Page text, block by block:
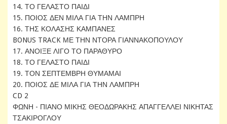
14. ΤΟ ΓΕΛΑΣΤΟ ΠΑΙΔΙ
15. ΠΟΙΟΣ ΔΕΝ ΜΙΛΑ ΓΙΑ ΤΗΝ ΛΑΜΠΡΗ
16. ΤΗΣ ΚΟΛΑΣΗΣ ΚΑΜΠΑΝΕΣ
BONUS TRACK ΜΕ ΤΗΝ ΝΤΟΡΑ ΓΙΑΝΝΑΚΟΠΟΥΛΟΥ
17. ΑΝΟΙΞΕ ΛΙΓΟ ΤΟ ΠΑΡΑΘΥΡΟ
18. ΤΟ ΓΕΛΑΣΤΟ ΠΑΙΔΙ
19. ΤΟΝ ΣΕΠΤΕΜΒΡΗ ΘΥΜΑΜΑΙ
20. ΠΟΙΟΣ ΔΕ ΜΙΛΑ ΓΙΑ ΤΗΝ ΛΑΜΠΡΗ
CD 2
ΦΩΝΗ - ΠΙΑΝΟ ΜΙΚΗΣ ΘΕΟΔΩΡΑΚΗΣ ΑΠΑΓΓΕΛΛΕΙ ΝΙΚΗΤΑΣ
ΤΣΑΚΙΡΟΓΛΟΥ